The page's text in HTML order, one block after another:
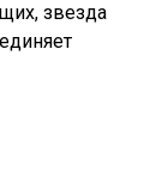
звезда